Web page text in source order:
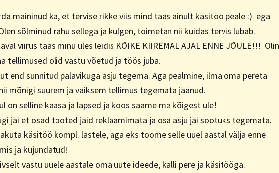
maininud ka, et tervise rikke viis mind taas ainult käsitöö peale :) ega
sõlminud rahu sellega ja kulgen, toimetan nii kuidas tervis lubab.
viirus taas minu üles leidis KÕIKE KIIREMAL AJAL ENNE JÕULE!!! Olin
tellimused olid vastu võetud ja töös juba.
end sunnitud palavikuga asju tegema. Aga pealmine, ilma oma pereta
mõnigi suurem ja väiksem tellimus tegemata jäänud.
on selline kaasa ja lapsed ja koos saame me kõigest üle!
jäi et osad tooted jäid reklaamimata ja osa asju jäi sootuks tegemata.
käsitöö kompl. lastele, aga eks toome selle uuel aastal välja enne
ja kujundatud!
vastu uuele aastale oma uute ideede, kalli pere ja käsitööga.